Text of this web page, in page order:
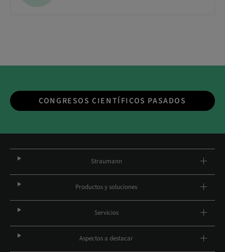
CONGRESOS CIENTÍFICOS PASADOS
Straumann
Productos y soluciones
Servicios
Aspectos a destacar